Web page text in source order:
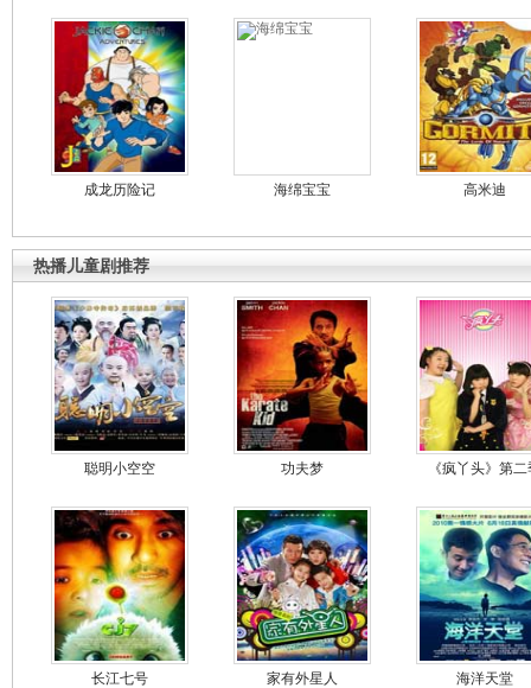
成龙历险记 海绵宝宝 高米迪
热播儿童剧推荐
聪明小空空 功夫梦 《疯丫头》第二
长江七号 家有外星人 海洋天堂